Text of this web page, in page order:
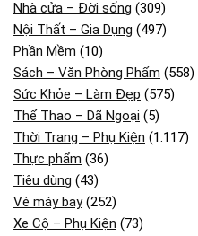
Nhà cửa – Đời sống (309)
Nội Thất – Gia Dụng (497)
Phần Mềm (10)
Sách – Văn Phòng Phẩm (558)
Sức Khỏe – Làm Đẹp (575)
Thể Thao – Dã Ngoại (5)
Thời Trang – Phụ Kiện (1.117)
Thực phẩm (36)
Tiêu dùng (43)
Vé máy bay(252)
Xe Cộ – Phụ Kiện (73)